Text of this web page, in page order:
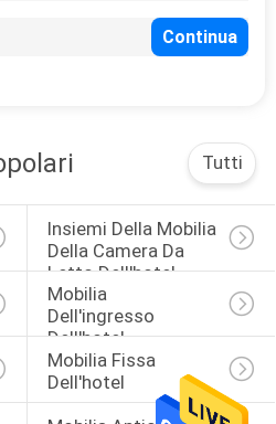
Tutti
Insiemi Della Mobilia
Della Camera Da
Letto Dell'hotel
Mobilia
Dell'ingresso
Dell'hotel
Mobilia Fissa
Dell'hotel